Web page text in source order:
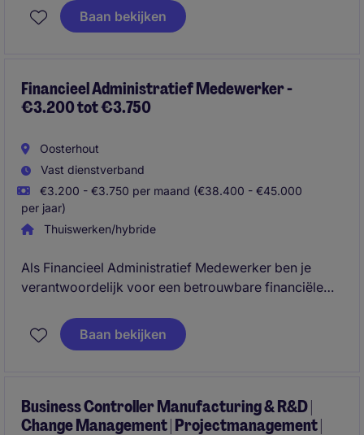
logistieke omgeving in Tilburg ben je de financiële
sparringpartner voor verschillende afdelingen en
Baan bekijken
Financieel Administratief Medewerker -
€3.200 tot €3.750
Oosterhout
Vast dienstverband
€3.200 - €3.750 per maand (€38.400 - €45.000
per jaar)
Thuiswerken/hybride
Als Financieel Administratief Medewerker ben je
verantwoordelijk voor een betrouwbare financiële
het gebied van debiteuren-, crediteuren- en
grootboekbeheer. Je komt terecht in een informele
de business en een belangrijke bijdrage levert aan
rapportages en financiële processen.
Baan bekijken
Business Controller Manufacturing & R&D |
Change Management | Projectmanagement |